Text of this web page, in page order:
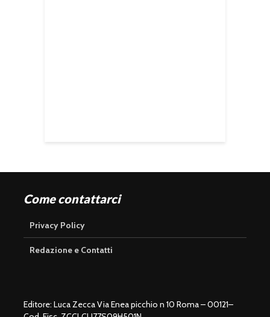
Come contattarci
Privacy Policy
Redazione e Contatti
Editore: Luca Zecca Via Enea picchio n 10 Roma – 00121–